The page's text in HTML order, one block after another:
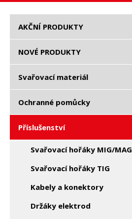
AKČNÍ PRODUKTY
NOVÉ PRODUKTY
Svařovací materiál
Ochranné pomůcky
Příslušenství
Svařovací hořáky MIG/MAG
Svařovací hořáky TIG
Kabely a konektory
Držáky elektrod